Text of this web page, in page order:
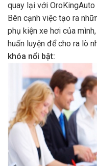
quay lại với OroKingAuto
Bên cạnh việc tạo ra
phụ kiện xe hơi của mình,
huấn luyện để cho ra lò
khóa nổi bật: